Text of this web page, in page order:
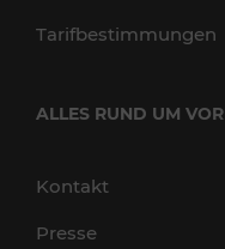
Tarifbestimmungen
ALLES RUND UM VOR
Kontakt
Presse